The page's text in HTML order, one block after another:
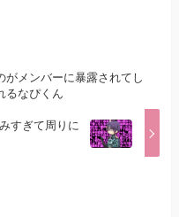
がメンバーに暴露されてし
るなぴくん
すぎて周りに